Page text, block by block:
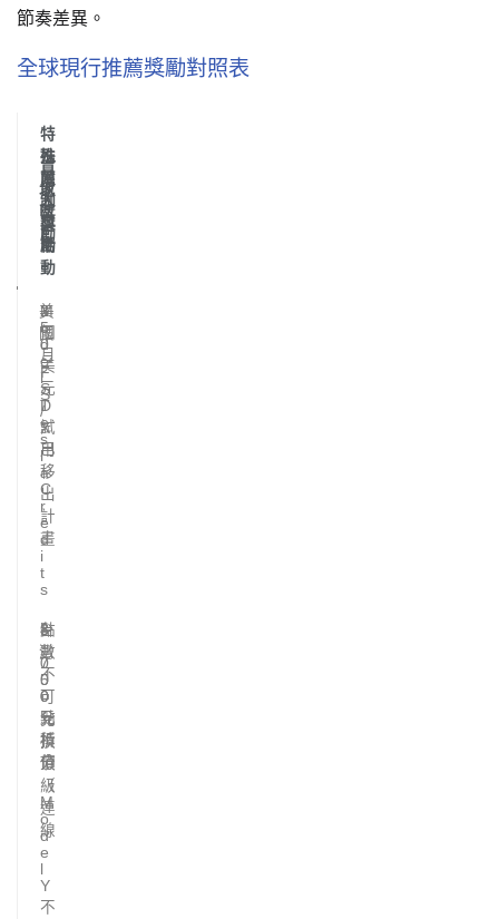
節奏差異。
全球現行推薦獎勵對照表
地
區
推
薦
人
獎
勵
買
家
獎
勵
特
殊
限
制
與
活
動
美
國
2
5
0
美
元
T
e
s
l
a
C
r
e
d
i
t
s
3
個
月
F
S
D
試
用
M
o
d
e
l
S
/
X
已
移
出
計
畫
台
灣
3
,
7
5
0
點
積
分
8
,
0
0
0
元
折
價
（
M
o
d
e
l
Y
不
點
數
不
可
兌
換
頂
級
連
線